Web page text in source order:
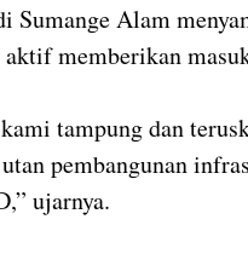
Sumange Alam
memberikan
tampung dan
pembangunan
ujarnya.